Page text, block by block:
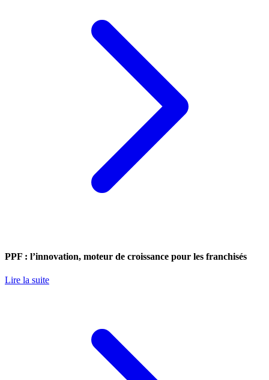
PPF : l’innovation, moteur de croissance pour les franchisés
Lire la suite